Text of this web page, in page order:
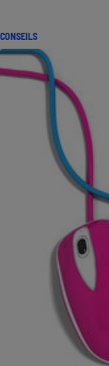
CONSEILS